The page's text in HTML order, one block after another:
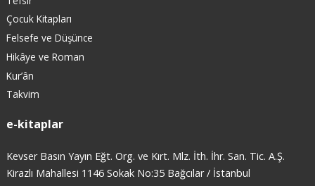
Çocuk Kitapları
Felsefe ve Düşünce
Hikâye ve Roman
Kur’ân
Takvim
e-kitaplar
Kevser Basın Yayın Eğt. Org. ve Kırt. Mlz. İth. İhr. San. Tic. A.Ş.
Kirazlı Mahallesi 1146 Sokak No:35 Bağcılar / İstanbul